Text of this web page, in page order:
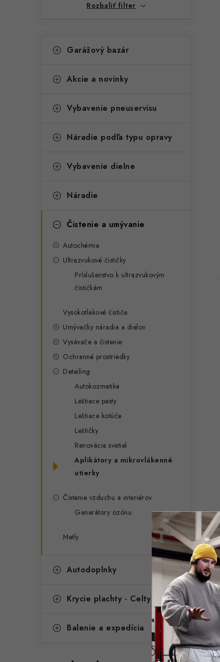
Rozbaliť filter
kategórieGarážový bazár
Akcie a novinky
Vybavenie pneuservisu
Náradie podľa typu opravy
Vybavenie dielne
Náradie
Čistenie a umývanie
Autochémia
Ultrazvukové čističky
Príslušenstvo k ultrazvukovým
čističkám
Vysokotlakové čističe
Umývačky náradia a dielov
Vysávače a čistenie
Ochranné prostriedky
Detailing
Autokozmetika
Leštiace pasty
Leštiace kotúče
Leštičky
Renovácia svetiel
Aplikátory a mikrovlákenné
utierky
Čistenie vzduchu a interiérov
Generátory ozónu
Metly
Autodoplnky
Krycie plachty - Celty
Balenie a expedícia